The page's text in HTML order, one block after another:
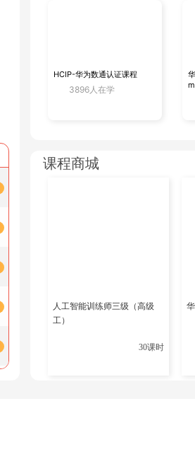
化等方面的全面能力。考试内容
更多相关内容推荐
HCIP-华为数通认证课程
3896人在学
课程商城
人工智能训练师三级（高级
工）
30课时